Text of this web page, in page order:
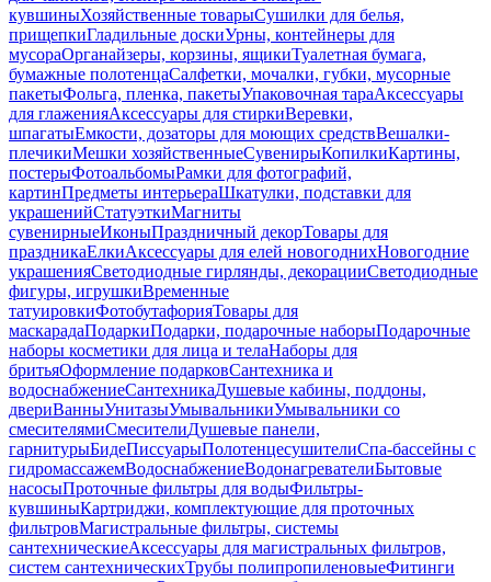
кувшиныХозяйственные товарыСушилки для белья,
прищепкиГладильные доскиУрны, контейнеры для
мусораОрганайзеры, корзины, ящикиТуалетная бумага,
бумажные полотенцаСалфетки, мочалки, губки, мусорные
пакетыФольга, пленка, пакетыУпаковочная тараАксессуары
для глаженияАксессуары для стиркиВеревки,
шпагатыЕмкости, дозаторы для моющих средствВешалки-
плечикиМешки хозяйственныеСувенирыКопилкиКартины,
постерыФотоальбомыРамки для фотографий,
картинПредметы интерьераШкатулки, подставки для
украшенийСтатуэткиМагниты
сувенирныеИконыПраздничный декорТовары для
праздникаЕлкиАксессуары для елей новогоднихНовогодние
украшенияСветодиодные гирлянды, декорацииСветодиодные
фигуры, игрушкиВременные
татуировкиФотобутафорияТовары для
маскарадаПодаркиПодарки, подарочные наборыПодарочные
наборы косметики для лица и телаНаборы для
бритьяОформление подарковСантехника и
водоснабжениеСантехникаДушевые кабины, поддоны,
двериВанныУнитазыУмывальникиУмывальники со
смесителямиСмесителиДушевые панели,
гарнитурыБидеПиссуарыПолотенцесушителиСпа-бассейны с
гидромассажемВодоснабжениеВодонагревателиБытовые
насосыПроточные фильтры для водыФильтры-
кувшиныКартриджи, комплектующие для проточных
фильтровМагистральные фильтры, системы
сантехническиеАксессуары для магистральных фильтров,
систем сантехническихТрубы полипропиленовыеФитинги